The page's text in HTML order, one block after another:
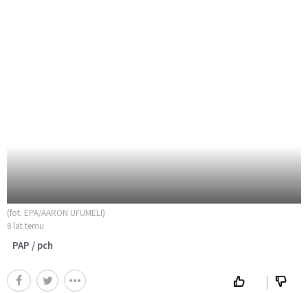
(fot. EPA/AARON UFUMELI)
8 lat temu
PAP / pch